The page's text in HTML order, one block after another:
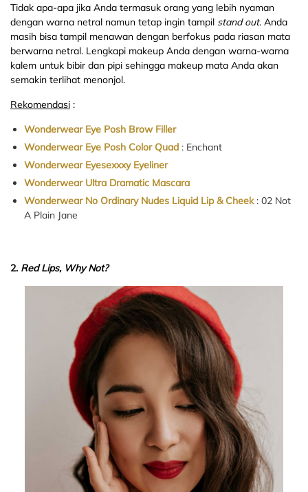
Tidak apa-apa jika Anda termasuk orang yang lebih nyaman
dengan warna netral namun tetap ingin tampil stand out. Anda
masih bisa tampil menawan dengan berfokus pada riasan mata
berwarna netral. Lengkapi makeup Anda dengan warna-warna
kalem untuk bibir dan pipi sehingga makeup mata Anda akan
semakin terlihat menonjol.
Rekomendasi :
Wonderwear Eye Posh Brow Filler
Wonderwear Eye Posh Color Quad : Enchant
Wonderwear Eyesexxxy Eyeliner
Wonderwear Ultra Dramatic Mascara
Wonderwear No Ordinary Nudes Liquid Lip & Cheek: 02 Not
A Plain Jane
2. Red Lips, Why Not?